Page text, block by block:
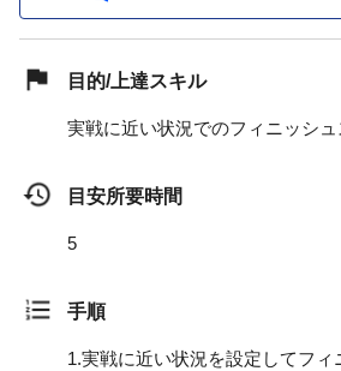
目的/上達スキル
実戦に近い状況でのフィニッシュ
目安所要時間
5
手順
1.実戦に近い状況を設定してフ